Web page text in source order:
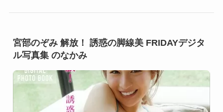
宮部のぞみ 解放！ 誘惑の脚線美 FRIDAYデジタ
ル写真集 のなかみ